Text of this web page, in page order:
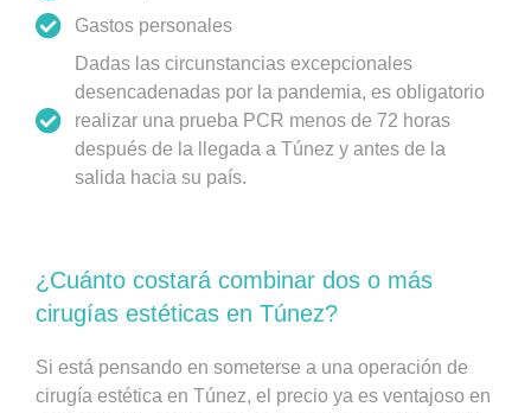
Gastos personales
Dadas las circunstancias excepcionales
desencadenadas por la pandemia, es obligatorio
realizar una prueba PCR menos de 72 horas
después de la llegada a Túnez y antes de la
salida hacia su país.
¿Cuánto costará combinar dos o más
cirugías estéticas en Túnez?
Si está pensando en someterse a una operación de
cirugía estética en Túnez, el precio ya es ventajoso en